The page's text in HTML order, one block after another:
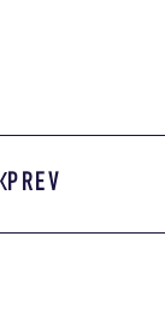
PREV